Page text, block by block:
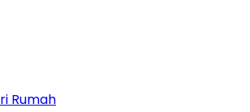
Rumah